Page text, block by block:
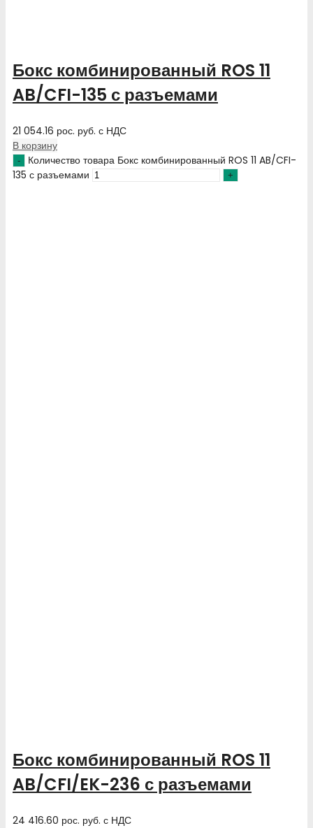
Бокс комбинированный ROS 11
AB/CFI-135 с разъемами
21 054.16 рос. руб. с НДС
В корзину
Количество товара Бокс комбинированный ROS 11 AB/CFI-
135 с разъемами
Бокс комбинированный ROS 11
AB/CFI/EK-236 с разъемами
24 416.60 рос. руб. с НДС